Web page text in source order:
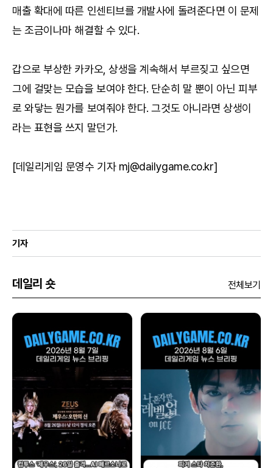
매출 확대에 따른 인센티브를 개발사에 돌려준다면 이 문제
는 조금이나마 해결할 수 있다.
갑으로 부상한 카카오, 상생을 계속해서 부르짖고 싶으면
그에 걸맞는 모습을 보여야 한다. 단순히 말 뿐이 아닌 피부
로 와닿는 뭔가를 보여줘야 한다. 그것도 아니라면 상생이
라는 표현을 쓰지 말던가.
[데일리게임 문영수 기자 mj@dailygame.co.kr]
기자
데일리 숏 전체보기